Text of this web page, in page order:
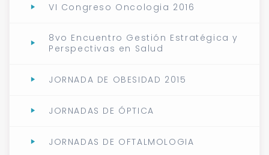
VI Congreso Oncologia 2016
8vo Encuentro Gestión Estratégica y
Perspectivas en Salud
JORNADA DE OBESIDAD 2015
JORNADAS DE ÓPTICA
JORNADAS DE OFTALMOLOGIA